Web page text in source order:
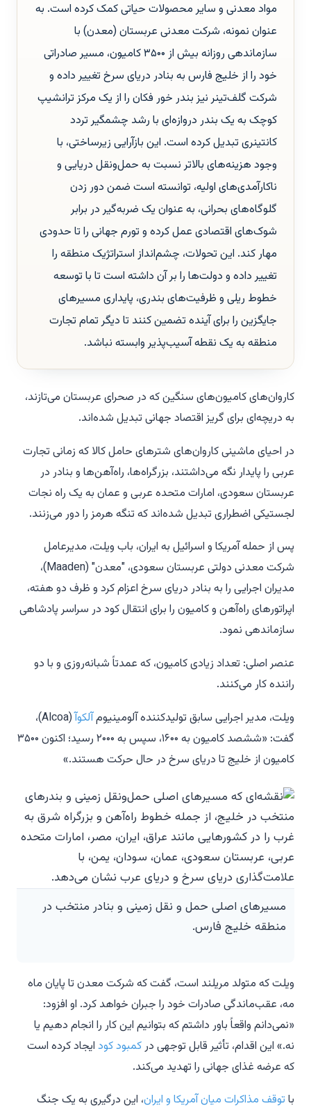
مواد معدنی و سایر محصولات حیاتی کمک کرده است. به
عنوان نمونه، شرکت معدنی عربستان (معدن) با
سازماندهی روزانه بیش از ۳۵۰۰ کامیون، مسیر صادراتی
خود را از خلیج فارس به بنادر دریای سرخ تغییر داده و
شرکت گلف‌تینر نیز بندر خور فکان را از یک مرکز ترانشیپ
کوچک به یک بندر دروازه‌ای با رشد چشمگیر تردد
کانتینری تبدیل کرده است. این بازآرایی زیرساختی، با
وجود هزینه‌های بالاتر نسبت به حمل‌ونقل دریایی و
ناکارآمدی‌های اولیه، توانسته است ضمن دور زدن
گلوگاه‌های بحرانی، به عنوان یک ضربه‌گیر در برابر
شوک‌های اقتصادی عمل کرده و تورم جهانی را تا حدودی
مهار کند. این تحولات، چشم‌انداز استراتژیک منطقه را
تغییر داده و دولت‌ها را بر آن داشته است تا با توسعه
خطوط ریلی و ظرفیت‌های بندری، پایداری مسیرهای
جایگزین را برای آینده تضمین کنند تا دیگر تمام تجارت
منطقه به یک نقطه آسیب‌پذیر وابسته نباشد.
کاروان‌های کامیون‌های سنگین که در صحرای عربستان می‌تازند،
به دریچه‌ای برای گریز اقتصاد جهانی تبدیل شده‌اند.
در احیای ماشینی کاروان‌های شترهای حامل کالا که زمانی تجارت
عربی را پایدار نگه می‌داشتند، بزرگراه‌ها، راه‌آهن‌ها و بنادر در
عربستان سعودی، امارات متحده عربی و عمان به یک راه نجات
لجستیکی اضطراری تبدیل شده‌اند که تنگه هرمز را دور می‌زنند.
پس از حمله آمریکا و اسرائیل به ایران، باب ویلت، مدیرعامل
شرکت معدنی دولتی عربستان سعودی، "معدن" (Maaden)،
مدیران اجرایی را به بنادر دریای سرخ اعزام کرد و ظرف دو هفته،
اپراتورهای راه‌آهن و کامیون را برای انتقال کود در سراسر پادشاهی
سازماندهی نمود.
عنصر اصلی: تعداد زیادی کامیون، که عمدتاً شبانه‌روزی و با دو
راننده کار می‌کنند.
ویلت، مدیر اجرایی سابق تولیدکننده آلومینیومآلکوآ
(Alcoa)،
گفت: «ششصد کامیون به ۱۶۰۰، سپس به ۲۰۰۰ رسید؛ اکنون ۳۵۰۰
کامیون از خلیج تا دریای سرخ در حال حرکت هستند.»
مسیرهای اصلی حمل و نقل زمینی و بنادر منتخب در
منطقه خلیج فارس.
ویلت که متولد مریلند است، گفت که شرکت معدن تا پایان ماه
مه، عقب‌ماندگی صادرات خود را جبران خواهد کرد. او افزود:
«نمی‌دانم واقعاً باور داشتم که بتوانیم این کار را انجام دهیم یا
نه.» این اقدام، تأثیر قابل توجهی در کمبود کود ایجاد کرده است
که عرضه غذای جهانی را تهدید می‌کند.
با توقف مذاکرات میان آمریکا و ایران، این درگیری به یک جنگ